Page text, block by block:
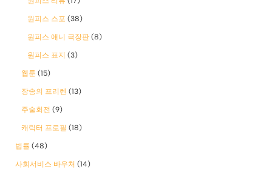
원피스 스포 (38)
원피스 애니 극장판 (8)
원피스 표지 (3)
웹툰 (15)
장송의 프리렌 (13)
주술회전 (9)
캐릭터 프로필 (18)
법률 (48)
사회서비스 바우처 (14)